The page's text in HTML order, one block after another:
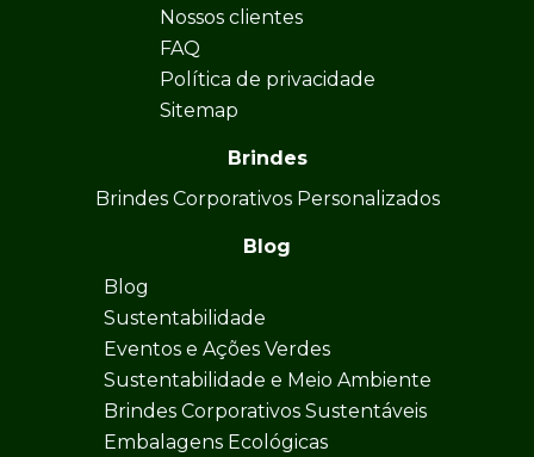
Nossos clientes
FAQ
Política de privacidade
Sitemap
Brindes
Brindes Corporativos Personalizados
Blog
Blog
Sustentabilidade
Eventos e Ações Verdes
Sustentabilidade e Meio Ambiente
Brindes Corporativos Sustentáveis
Embalagens Ecológicas